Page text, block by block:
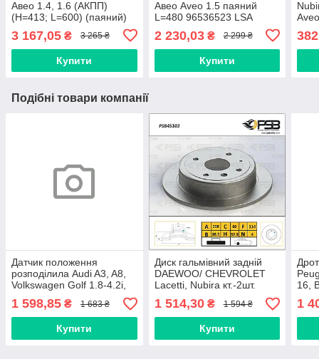
Авео 1.4, 1.6 (АКПП)
(H=413; L=600) (паяний)
96536526BR
3 167,05 ₴ 3 265 ₴
Купити
Авео Aveo 1.5 паяний
L=480 96536523 LSA
2 230,03₴ 2 299 ₴
Купити
1.6
Подібні товари компанії
Датчик положення
розподілила Audi A3, A8,
Volkswagen Golf 1.8-4.2i,
2.7-6.0TDi 04> [ BREMI ]
07L905163A
1 598,85 ₴ 1 683 ₴
Купити
Диск гальмівний задній
DAEWOO/ CHEVROLET
Lacetti, Nubira кт.-2шт.
[PSB Туреччина] 96549630
1 514,30₴ 1 594 ₴
Купити
16,
1